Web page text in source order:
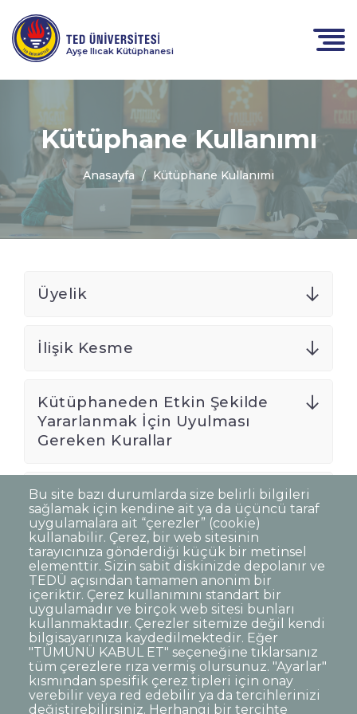
Ayşe Ilıcak Kütüphanesi
Kütüphane Kullanımı
Anasayfa Kütüphane Kullanımı
Üyelik
İlişik Kesme
Kütüphaneden Etkin Şekilde
Yararlanmak İçin Uyulması
Gereken Kurallar
Dışarıdan Kullanıcı Kuralları
Bu site bazı durumlarda size belirli bilgileri
sağlamak için kendine ait ya da üçüncü taraf
uygulamalara ait “çerezler” (cookie)
kullanabilir. Çerez, bir web sitesinin
tarayıcınıza gönderdiği küçük bir metinsel
elementtir. Sizin sabit diskinizde depolanır ve
TEDÜ açısından tamamen anonim bir
içeriktir. Çerez kullanımını standart bir
uygulamadır ve birçok web sitesi bunları
kullanmaktadır. Çerezler sitemize değil kendi
bilgisayarınıza kaydedilmektedir. Eğer
"TÜMÜNÜ KABUL ET" seçeneğine tıklarsanız
tüm çerezlere rıza vermiş olursunuz. "Ayarlar"
kısmından spesifik çerez tipleri için onay
verebilir veya red edebilir ya da tercihlerinizi
değiştirebilirsiniz. Herhangi bir tercihte
Dipnot
Sıkça Sorulan Sorular
Kişisel Verilerin Korunması
Gizlilik Politikası
Sorumluluk Reddi
Açık Rıza
Kurumsal Kimlik
© TED Üniversitesi. Ziya Gökalp Caddesi No:48 06420, Kolej
Çankaya ANKARA